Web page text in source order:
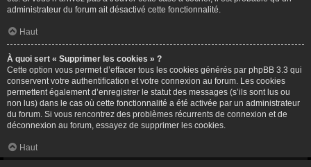
administrateur du forum ait désactivé cette fonctionnalité.
Haut
À quoi sert « Supprimer les cookies » ?
Cette option vous permet d’effacer tous les cookies générés par phpBB 3.3 qui
conservent votre authentification et votre connexion au forum. Les cookies
permettent également d’enregistrer le statut des messages (s’ils sont lus ou
non lus) dans le cas où cette fonctionnalité a été activée par un administrateur
du forum. Si vous rencontrez des problèmes récurrents de connexion et de
déconnexion au forum, essayez de supprimer les cookies.
Haut